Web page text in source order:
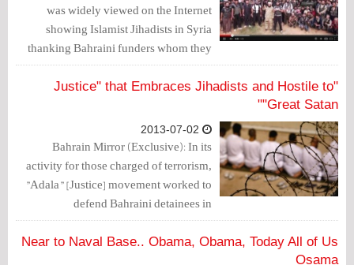
was widely viewed on the Internet
showing Islamist Jihadists in Syria
thanking Bahraini funders whom they
said that they provided them with “anti-
aircrafts”.
"Justice" that Embraces Jihadists and Hostile to
"Great Satan"
Bahrain Mirror (Exclusive): In its
activity for those charged of terrorism,
"Adala" [Justice] movement worked to
defend Bahraini detainees in
Guantanamo and Gulf countries,
showed enmity towards USA, and
Near to Naval Base.. Obama, Obama, Today All of Us
Osama